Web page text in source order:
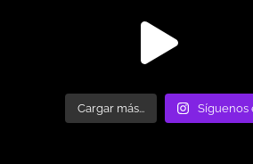
Cargar más... Síguenos